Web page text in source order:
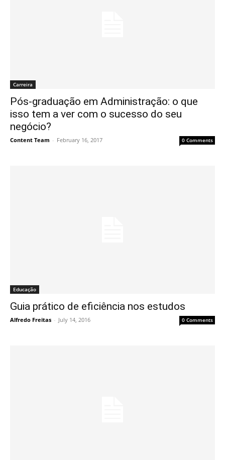
Carreira
Pós-graduação em Administração: o que
isso tem a ver com o sucesso do seu
negócio?
Content Team - February 16, 2017 0 Comments
Educação
Guia prático de eficiência nos estudos
Alfredo Freitas - July 14, 2016 0 Comments